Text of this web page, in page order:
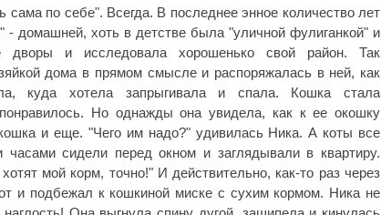
сама по себе". Всегда. В последнее энное количество лет
- домашней, хоть в детстве была "уличной фулиганкой" и
дворы и исследовала хорошенько свой район. Так
дома в прямом смысле и распоряжалась в ней, как
куда хотела запрыгивала и спала. Кошка стала
Но однажды она увидела, как к ее окошку
и еще. "Чего им надо?" удивилась Ника. А коты все
сидели перед окном и заглядывали в квартиру.
мой корм, точно!" И действительно, как-то раз через
и подбежал к кошкиной миске с сухим кормом. Ника не